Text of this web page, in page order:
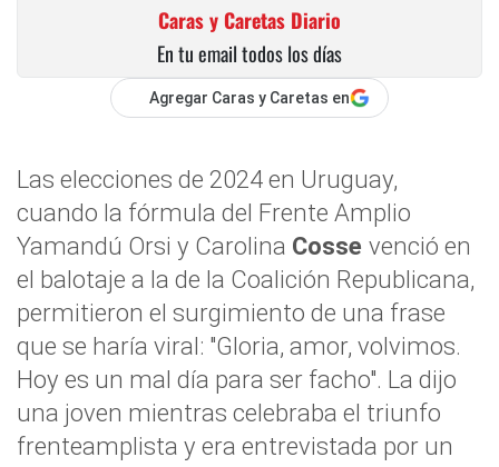
Caras y Caretas Diario
En tu email todos los días
Agregar Caras y Caretas en
Las elecciones de 2024 en Uruguay,
cuando la fórmula del Frente Amplio
Yamandú Orsi y Carolina Cosse venció en
el balotaje a la de la Coalición Republicana,
permitieron el surgimiento de una frase
que se haría viral: "Gloria, amor, volvimos.
Hoy es un mal día para ser facho". La dijo
una joven mientras celebraba el triunfo
frenteamplista y era entrevistada por un